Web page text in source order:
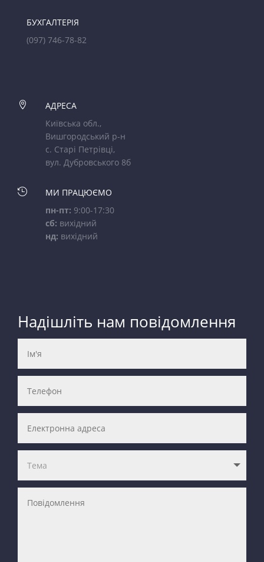
БУХГАЛТЕРІЯ
(097) 746-78-82

АДРЕСА
Київська обл.,
Вишгородський р-н
с. Старі Петрівці,
вул. Дубровського 8б

МИ ПРАЦЮЄМО
пн-пт: 9:00-17:30
сб: вихідний
нд: вихідний
Надішліть нам повідомлення